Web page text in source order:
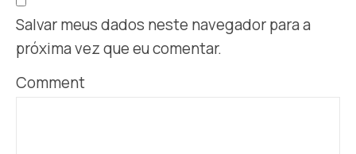
Salvar meus dados neste navegador para a
próxima vez que eu comentar.
Comment